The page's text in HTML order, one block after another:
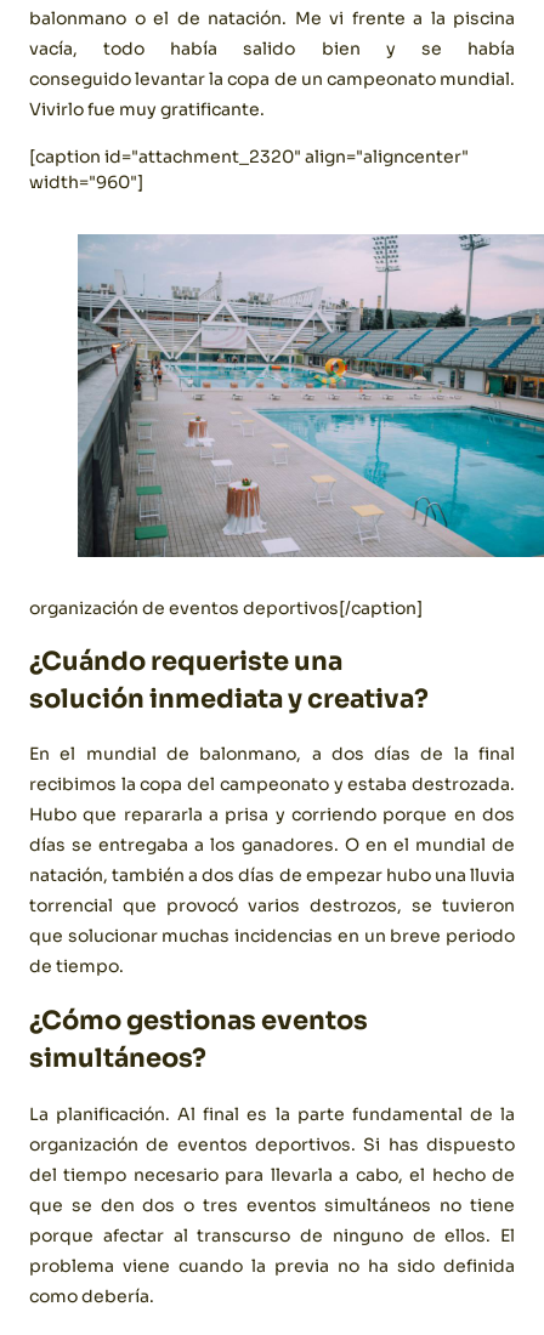
balonmano o el de natación. Me vi frente a la piscina
vacía, todo había salido bien y se había
conseguido levantar la copa de un campeonato mundial.
Vivirlo fue muy gratificante.
[caption id="attachment_2320" align="aligncenter"
width="960"]
organización de eventos deportivos[/caption]
¿Cuándo requeriste una
solución inmediata y creativa?
En el mundial de balonmano, a dos días de la final
recibimos la copa del campeonato y estaba destrozada.
Hubo que repararla a prisa y corriendo porque en dos
días se entregaba a los ganadores. O en el mundial de
natación, también a dos días de empezar hubo una lluvia
torrencial que provocó varios destrozos, se tuvieron
que solucionar muchas incidencias en un breve periodo
de tiempo.
¿Cómo gestionas eventos
simultáneos?
La planificación. Al final es la parte fundamental de la
organización de eventos deportivos. Si has dispuesto
del tiempo necesario para llevarla a cabo, el hecho de
que se den dos o tres eventos simultáneos no tiene
porque afectar al transcurso de ninguno de ellos. El
problema viene cuando la previa no ha sido definida
como debería.